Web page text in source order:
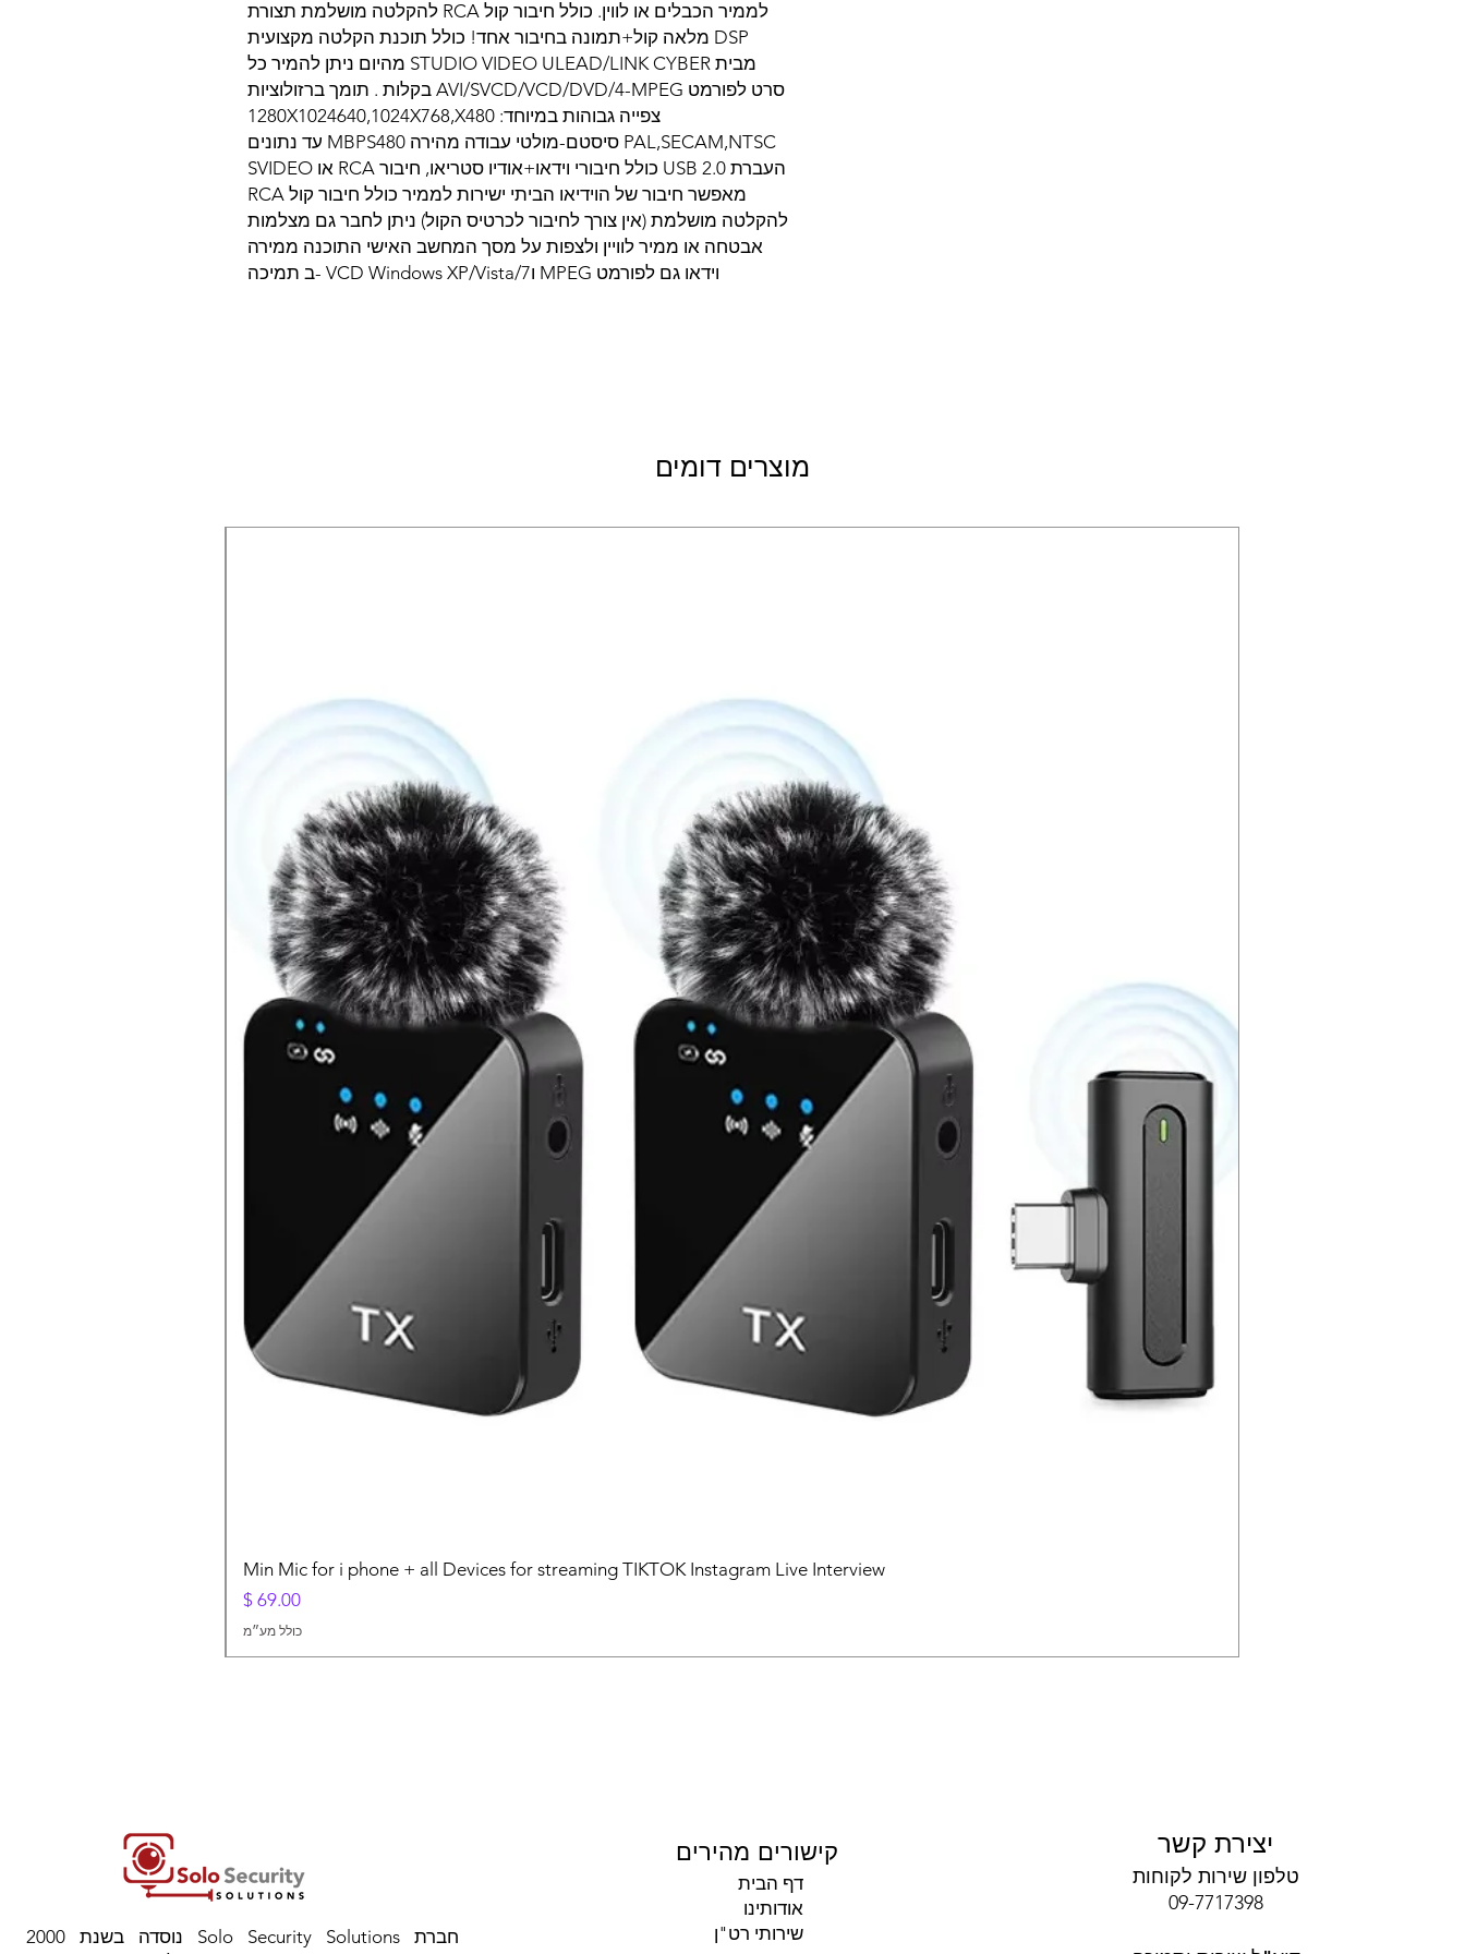
לממיר הכבלים או לווין. כולל חיבור קול RCA להקלטה מושלמת תצורת
DSP מלאה קול+תמונה בחיבור אחד! כולל תוכנת הקלטה מקצועית
מבית STUDIO VIDEO ULEAD/LINK CYBER מהיום ניתן להמיר כל
סרט לפורמט AVI/SVCD/VCD/DVD/4-MPEG בקלות . תומך ברזולוציות
צפייה גבוהות במיוחד: 1280X1024640,1024X768,X480
PAL,SECAM,NTSC סיסטם-מולטי עבודה מהירה MBPS480 עד נתונים
העברת USB 2.0 כולל חיבורי וידאו+אודיו סטריאו, חיבור RCA או SVIDEO
מאפשר חיבור של הוידיאו הביתי ישירות לממיר כולל חיבור קול RCA
להקלטה מושלמת (אין צורך לחיבור לכרטיס הקול) ניתן לחבר גם מצלמות
אבטחה או ממיר לוויין ולצפות על מסך המחשב האישי התוכנה ממירה
וידאו גם לפורמט MPEG וVCD Windows XP/Vista/7 -ב תמיכה
מוצרים דומים
Min Mic for i phone + all Devices for streaming TIKTOK Instagram Live Interview
מחיר
כולל מע״מ
חברת Solo Security Solutions נוסדה בשנת 2000
קישורים מהירים
דף הבית
אודותינו
שירותי רט"ן
יצירת קשר
טלפון שירות לקוחות
09-7717398